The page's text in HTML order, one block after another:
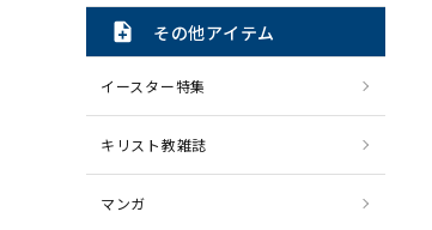
note_add その他アイテム
イースター特集
キリスト教雑誌
マンガ